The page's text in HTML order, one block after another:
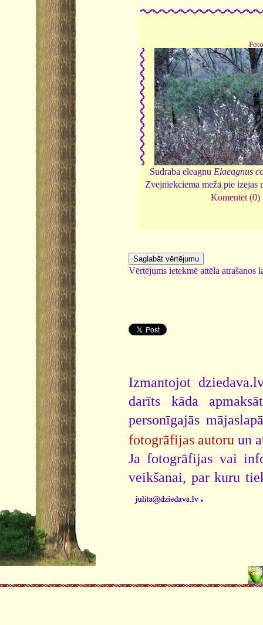
Sudraba eleagnu Elaeagnus
Zvejniekciema mežā pie izejas
Komentēt (0)
Vērtējums ietekmē attēla atrašanos
Izmantojot
darīts kāda
personīgajās
fotogrāfijas autoru un
Ja fotogrāfijas vai
veikšanai, par kuru
.